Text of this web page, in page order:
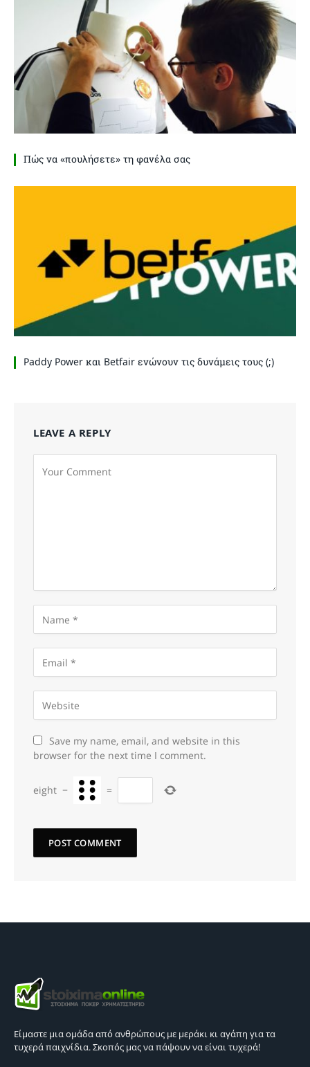
Πώς να «πουλήσετε» τη φανέλα σας
Paddy Power και Betfair ενώνουν τις δυνάμεις τους (;)
LEAVE A REPLY
Save my name, email, and website in this
browser for the next time I comment.
eight − =
Είμαστε μια ομάδα από ανθρώπους με μεράκι κι αγάπη για τα
τυχερά παιχνίδια. Σκοπός μας να πάψουν να είναι τυχερά!